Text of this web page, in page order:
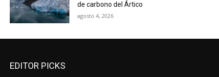
de carbono del Ártico
agosto 4, 2026
EDITOR PICKS